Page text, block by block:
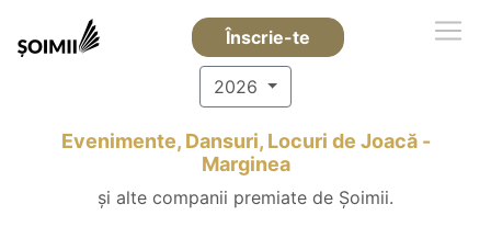
Înscrie-te
2026
Evenimente, Dansuri, Locuri de Joacă -
Marginea
și alte companii premiate de Șoimii.